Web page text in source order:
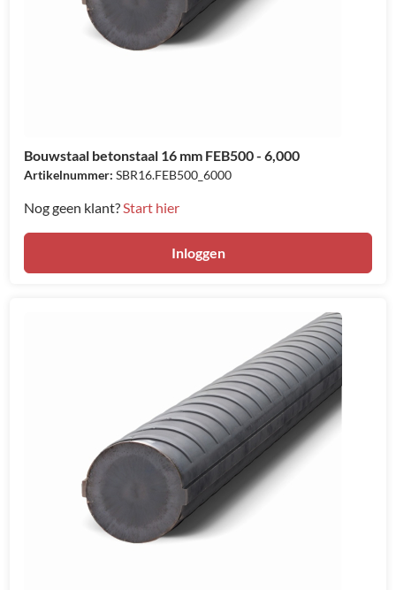
Bouwstaal betonstaal 16 mm FEB500 - 6,000
Artikelnummer: SBR16.FEB500_6000
Nog geen klant?Start hier
Inloggen